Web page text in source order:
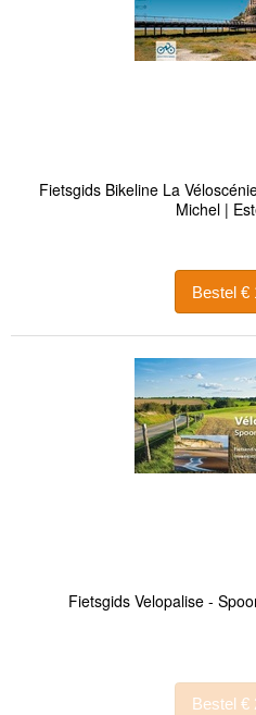
Fietsgids Bikeline La
Michel |
Fietsgids Velopalise -